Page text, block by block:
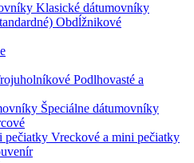
Klasické dátumovníky
Obdĺžnikové
Podlhovasté a
Špeciálne dátumovníky
Vreckové a mini pečiatky